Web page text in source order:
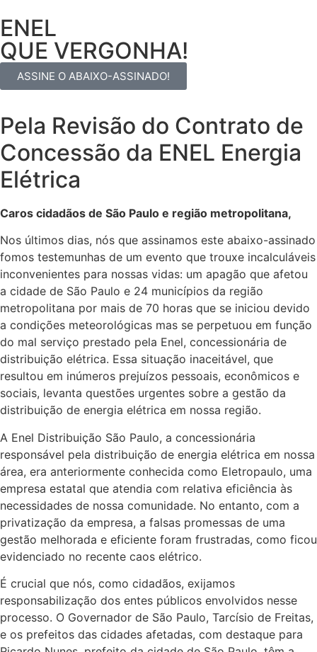
ENEL
QUE VERGONHA!
ASSINE O ABAIXO-ASSINADO!
Pela Revisão do Contrato de
Concessão da ENEL Energia
Elétrica
Caros cidadãos de São Paulo e região metropolitana,
Nos últimos dias, nós que assinamos este abaixo-assinado
fomos testemunhas de um evento que trouxe incalculáveis
inconvenientes para nossas vidas: um apagão que afetou
a cidade de São Paulo e 24 municípios da região
metropolitana por mais de 70 horas que se iniciou devido
a condições meteorológicas mas se perpetuou em função
do mal serviço prestado pela Enel, concessionária de
distribuição elétrica. Essa situação inaceitável, que
resultou em inúmeros prejuízos pessoais, econômicos e
sociais, levanta questões urgentes sobre a gestão da
distribuição de energia elétrica em nossa região.
A Enel Distribuição São Paulo, a concessionária
responsável pela distribuição de energia elétrica em nossa
área, era anteriormente conhecida como Eletropaulo, uma
empresa estatal que atendia com relativa eficiência às
necessidades de nossa comunidade. No entanto, com a
privatização da empresa, a falsas promessas de uma
gestão melhorada e eficiente foram frustradas, como ficou
evidenciado no recente caos elétrico.
É crucial que nós, como cidadãos, exijamos
responsabilização dos entes públicos envolvidos nesse
processo. O Governador de São Paulo, Tarcísio de Freitas,
e os prefeitos das cidades afetadas, com destaque para